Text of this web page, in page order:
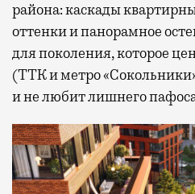
района: каскады
оттенки и панорамное
для поколения, которое
(ТТК и метро
и не любит лишнего